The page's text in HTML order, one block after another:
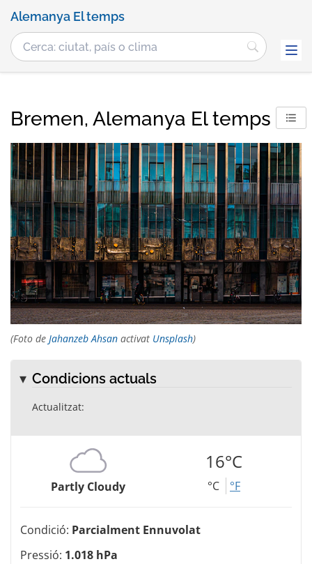
Alemanya El temps
Bremen, Alemanya El temps
(Foto de Jahanzeb Ahsan activat Unsplash)
Condicions actuals
Actualitzat:
Partly Cloudy
16°C
°C °F
Condició: Parcialment Ennuvolat
Pressió: 1.018 hPa